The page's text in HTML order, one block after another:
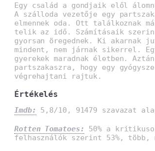
Egy család a gondjaik elől
A szálloda vezetője egy
elmennek oda. Ott találkoznak
telik az idő. Számításaik
gyorsan öregednek. Ki akarnak
mindent, nem járnak sikerrel.
gyerekek maradnak életben.
partszakaszra, hogy egy
végrehajtani rajtuk.
Értékelés
Imdb: 5,8/10, 91479 szavazat
Rotten Tomatoes:
50% a
felhasználók szerint 53%, több,